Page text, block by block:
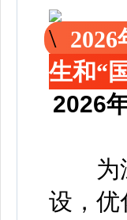
生和“
2026
为深
设，优